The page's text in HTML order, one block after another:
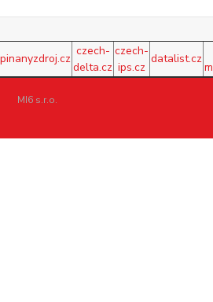
czech-
delta.cz
czech-
ips.cz
datalist.cz
MI6 s.r.o.